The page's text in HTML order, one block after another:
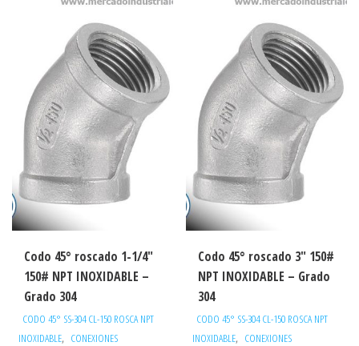
Codo 45° roscado 1-1/4″
150# NPT INOXIDABLE –
Grado 304
CODO 45° SS-304 CL-150 ROSCA NPT
INOXIDABLE, CONEXIONES
Codo 45° roscado 3″ 150#
NPT INOXIDABLE – Grado
304
CODO 45° SS-304 CL-150 ROSCA NPT
INOXIDABLE, CONEXIONES